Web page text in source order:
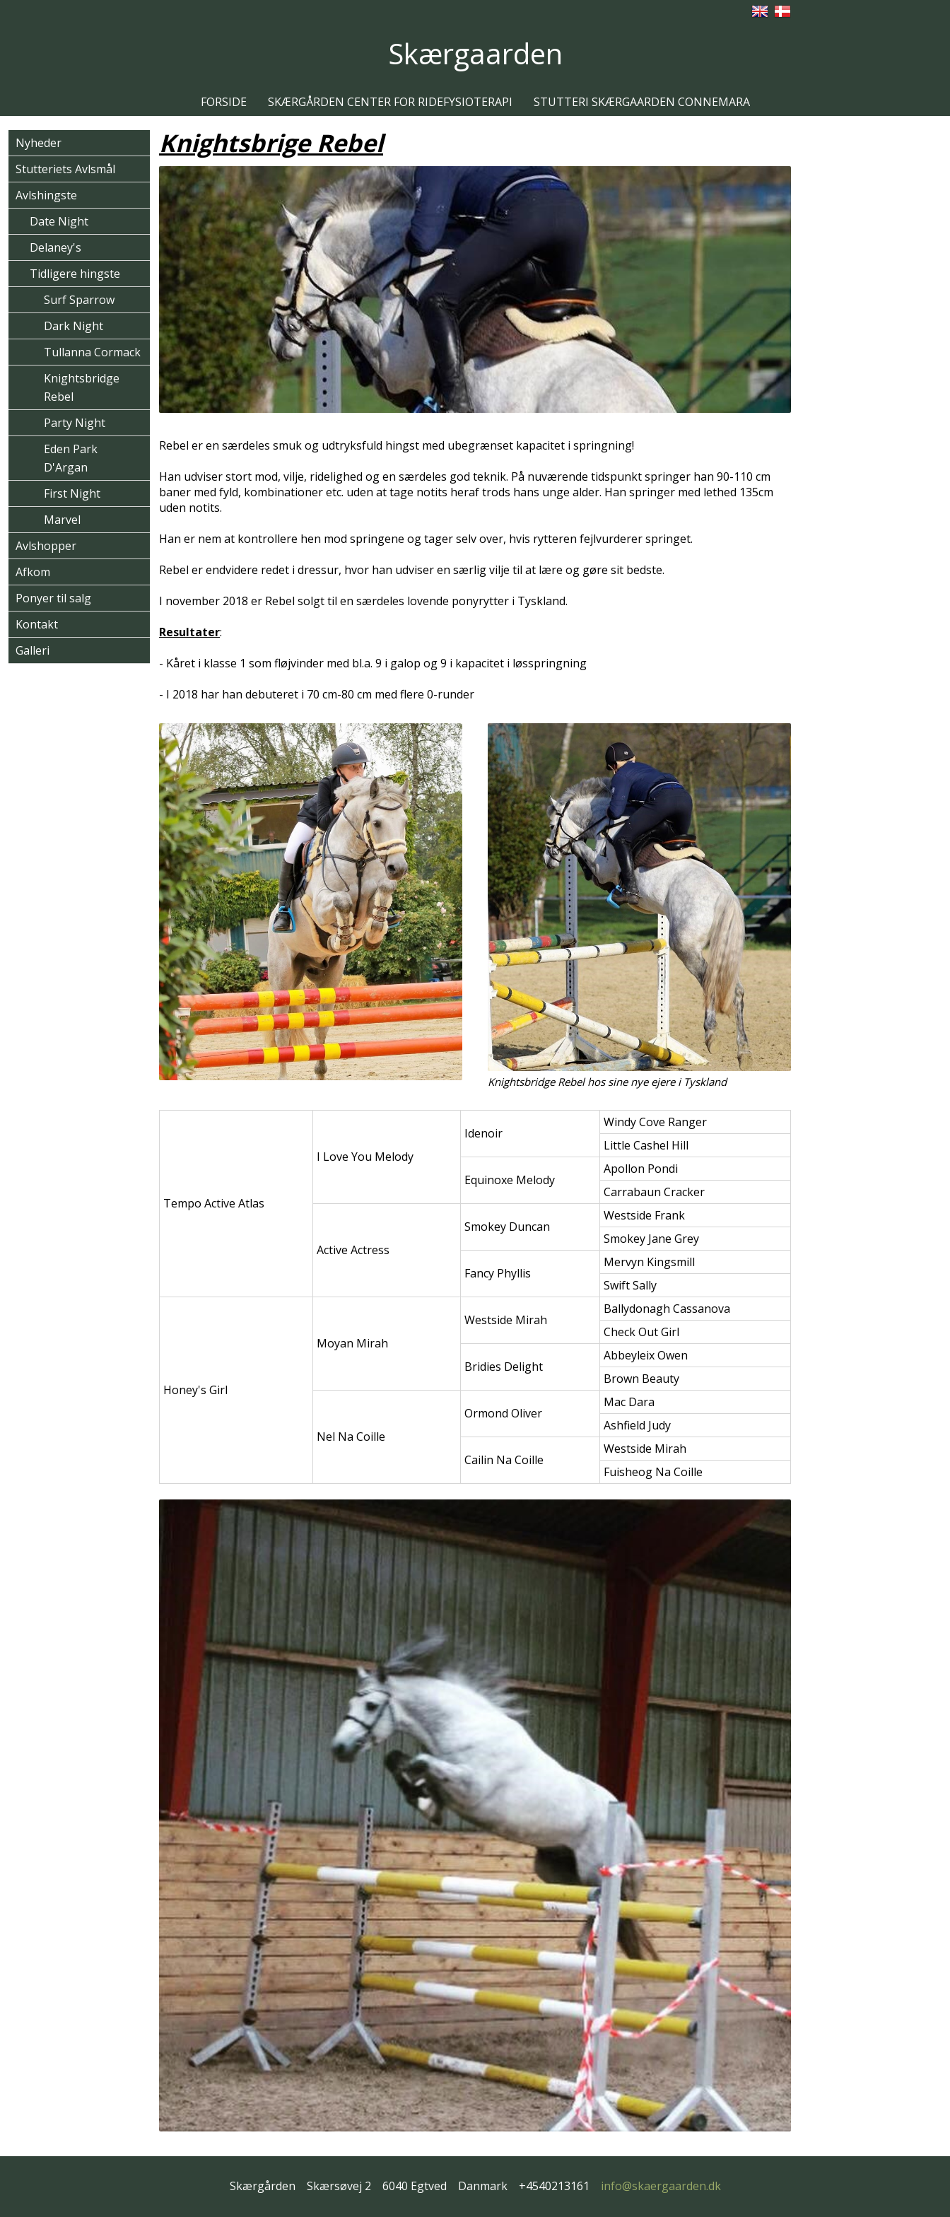
Skærgaarden
FORSIDE SKÆRGÅRDEN CENTER FOR RIDEFYSIOTERAPI STUTTERI SKÆRGAARDEN CONNEMARA
Nyheder
Stutteriets Avlsmål
Avlshingste
Date Night
Delaney's
Tidligere hingste
Surf Sparrow
Dark Night
Tullanna Cormack
Knightsbridge
Rebel
Party Night
Eden Park
D'Argan
First Night
Marvel
Avlshopper
Afkom
Ponyer til salg
Kontakt
Galleri
Knightsbrige Rebel
Rebel er en særdeles smuk og udtryksfuld hingst med ubegrænset kapacitet i springning!
Han udviser stort mod, vilje, ridelighed og en særdeles god teknik. På nuværende tidspunkt springer han 90-110 cm
baner med fyld, kombinationer etc. uden at tage notits heraf trods hans unge alder. Han springer med lethed 135cm
uden notits.
Han er nem at kontrollere hen mod springene og tager selv over, hvis rytteren fejlvurderer springet.
Rebel er endvidere redet i dressur, hvor han udviser en særlig vilje til at lære og gøre sit bedste.
I november 2018 er Rebel solgt til en særdeles lovende ponyrytter i Tyskland.
Resultater:
- Kåret i klasse 1 som fløjvinder med bl.a. 9 i galop og 9 i kapacitet i løsspringning
- I 2018 har han debuteret i 70 cm-80 cm med flere 0-runder
Knightsbridge Rebel hos sine nye ejere i Tyskland
Tempo Active Atlas
I Love You Melody
Idenoir
Windy Cove Ranger
Little Cashel Hill
Equinoxe Melody
Apollon Pondi
Carrabaun Cracker
Active Actress
Smokey Duncan
Westside Frank
Smokey Jane Grey
Fancy Phyllis
Mervyn Kingsmill
Swift Sally
Honey's Girl
Moyan Mirah
Westside Mirah
Ballydonagh Cassanova
Check Out Girl
Bridies Delight
Abbeyleix Owen
Brown Beauty
Nel Na Coille
Ormond Oliver
Mac Dara
Ashfield Judy
Cailin Na Coille
Westside Mirah
Fuisheog Na Coille
Skærgården Skærsøvej 2 6040 Egtved Danmark +4540213161 info@skaergaarden.dk